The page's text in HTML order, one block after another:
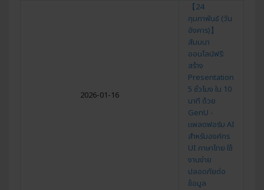
2026-01-16
【24
กุมภาพันธ์ (วัน
อังคาร)】
สัมมนา
ออนไลน์ฟรี:
สร้าง
Presentation
5 ชั่วโมง ใน 10
นาที ด้วย
GenU -
แพลตฟอร์ม AI
สำหรับองค์กร
UI ภาษาไทย ใช้
งานง่าย
ปลอดภัยต่อ
ข้อมูล